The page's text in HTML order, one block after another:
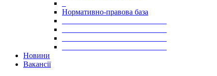
Нормативно-правова база
Новини
Вакансії